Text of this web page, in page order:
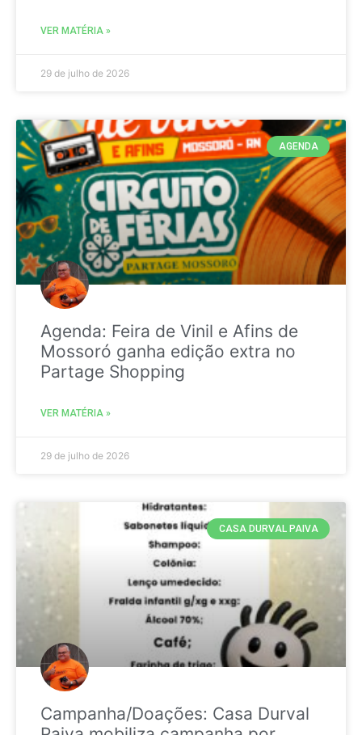
VER MATÉRIA »
29 de julho de 2026
AGENDA
Agenda: Feira de Vinil e Afins de
Mossoró ganha edição extra no
Partage Shopping
VER MATÉRIA »
29 de julho de 2026
CASA DURVAL PAIVA
Campanha/Doações: Casa Durval